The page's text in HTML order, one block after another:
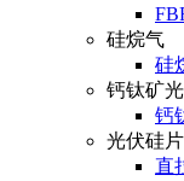
硅烷气
硅
钙钛矿
钙
光伏硅片
直